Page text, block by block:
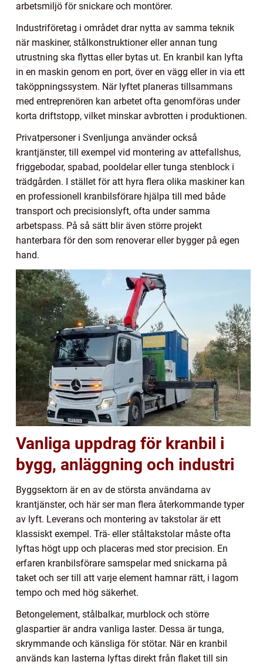
arbetsmiljö för snickare och montörer.
Industriföretag i området drar nytta av samma teknik
när maskiner, stålkonstruktioner eller annan tung
utrustning ska flyttas eller bytas ut. En kranbil kan lyfta
in en maskin genom en port, över en vägg eller in via ett
taköppningssystem. När lyftet planeras tillsammans
med entreprenören kan arbetet ofta genomföras under
korta driftstopp, vilket minskar avbrotten i produktionen.
Privatpersoner i Svenljunga använder också
krantjänster, till exempel vid montering av attefallshus,
friggebodar, spabad, pooldelar eller tunga stenblock i
trädgården. I stället för att hyra flera olika maskiner kan
en professionell kranbilsförare hjälpa till med både
transport och precisionslyft, ofta under samma
arbetspass. På så sätt blir även större projekt
hanterbara för den som renoverar eller bygger på egen
hand.
Vanliga uppdrag för kranbil i
bygg, anläggning och industri
Byggsektorn är en av de största användarna av
krantjänster, och här ser man flera återkommande typer
av lyft. Leverans och montering av takstolar är ett
klassiskt exempel. Trä- eller ståltakstolar måste ofta
lyftas högt upp och placeras med stor precision. En
erfaren kranbilsförare samspelar med snickarna på
taket och ser till att varje element hamnar rätt, i lagom
tempo och med hög säkerhet.
Betongelement, stålbalkar, murblock och större
glaspartier är andra vanliga laster. Dessa är tunga,
skrymmande och känsliga för stötar. När en kranbil
används kan lasterna lyftas direkt från flaket till sin